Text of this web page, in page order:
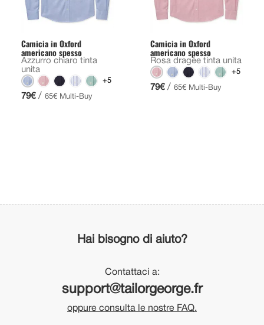
Camicia in Oxford
americano spesso
Azzurro chiaro tinta
unita
+5
79€ / 65€ Multi-Buy
Camicia in Oxford
americano spesso
Rosa dragée tinta unita
+5
79€ / 65€ Multi-Buy
Hai bisogno di aiuto?
Contattaci a:
support@tailorgeorge.fr
oppure consulta le nostre FAQ.